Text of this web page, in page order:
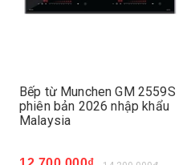
Bếp từ Munchen GM 2559S
phiên bản 2026 nhập khẩu
Malaysia